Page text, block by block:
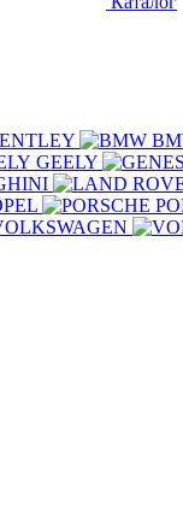
GEELY